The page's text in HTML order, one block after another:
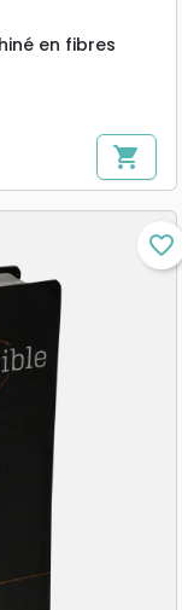
en fibres
shopping_cart
favorite_border